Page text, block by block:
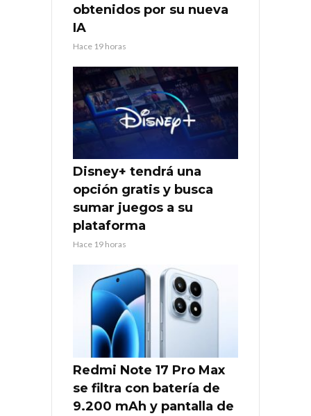
obtenidos por su nueva
IA
Hace 19 horas
Disney+ tendrá una
opción gratis y busca
sumar juegos a su
plataforma
Hace 19 horas
Redmi Note 17 Pro Max
se filtra con batería de
9.200 mAh y pantalla de